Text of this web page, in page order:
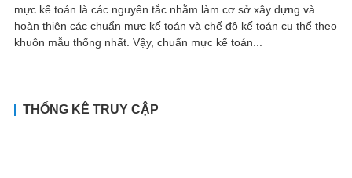
mực kế toán là các nguyên tắc nhằm làm cơ sở xây dựng và
hoàn thiện các chuẩn mực kế toán và chế độ kế toán cụ thể theo
khuôn mẫu thống nhất. Vậy, chuẩn mực kế toán...
THỐNG KÊ TRUY CẬP